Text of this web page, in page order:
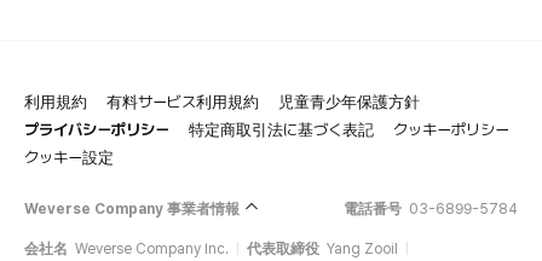
利用規約 有料サービス利用規約
児童青少年保護方針
プライバシーポリシー
特定商取引法に基づく表記
クッキーポリシー
クッキー設定
Weverse Company 事業者情報 電話番号 03-6899-5784
会社名 Weverse Company Inc. 代表取締役 Yang Zooil